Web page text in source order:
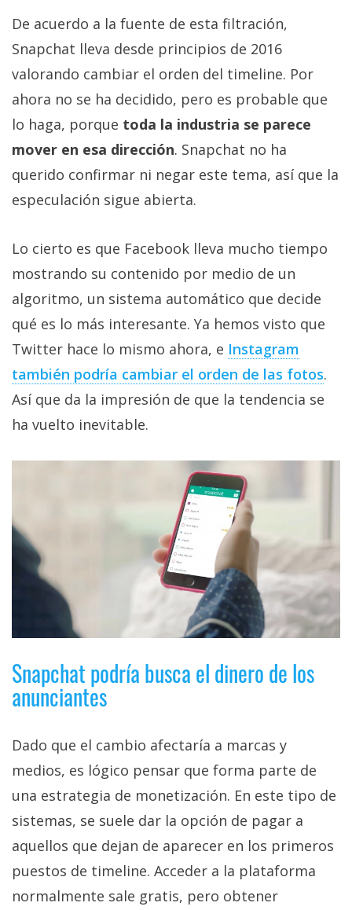
/
Legal
El medio de
comunicación
digital donde
encontrarás
noticias sobre
tecnología,
móviles,
informática,
videojuegos,
comparativas,
trucos y
tutoriales.
El Grupo
Informático
(CC) 2006-
2026.Algunos
derechos
reservados
De acuerdo a la fuente de esta filtración,
Snapchat lleva desde principios de 2016
valorando cambiar el orden del timeline. Por
ahora no se ha decidido, pero es probable que
lo haga, porque toda la industria se parece
mover en esa dirección. Snapchat no ha
querido confirmar ni negar este tema, así que la
especulación sigue abierta.
Lo cierto es que Facebook lleva mucho tiempo
mostrando su contenido por medio de un
algoritmo, un sistema automático que decide
qué es lo más interesante. Ya hemos visto que
Twitter hace lo mismo ahora, e Instagram
también podría cambiar el orden de las fotos.
Así que da la impresión de que la tendencia se
ha vuelto inevitable.
Snapchat podría busca el dinero de los
anunciantes
Dado que el cambio afectaría a marcas y
medios, es lógico pensar que forma parte de
una estrategia de monetización. En este tipo de
sistemas, se suele dar la opción de pagar a
aquellos que dejan de aparecer en los primeros
puestos de timeline. Acceder a la plataforma
normalmente sale gratis, pero obtener